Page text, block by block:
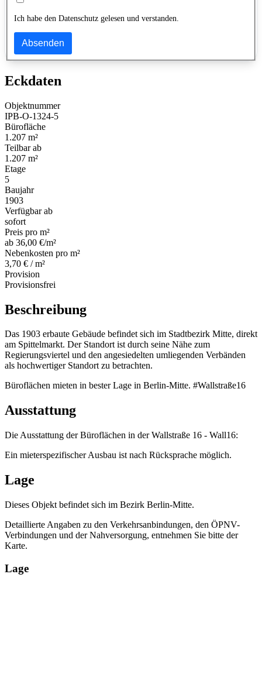
Ich habe den Datenschutz gelesen und verstanden.
Absenden
Eckdaten
Objektnummer
IPB-O-1324-5
Bürofläche
1.207 m²
Teilbar ab
1.207 m²
Etage
5
Baujahr
1903
Verfügbar ab
sofort
Preis pro m²
ab 36,00 €/m²
Nebenkosten pro m²
3,70 € / m²
Provision
Provisionsfrei
Beschreibung
Das 1903 erbaute Gebäude befindet sich im Stadtbezirk Mitte, direkt
am Spittelmarkt. Der Standort ist durch seine Nähe zum
Regierungsviertel und den angesiedelten umliegenden Verbänden
als hochwertiger Standort zu betrachten.
Büroflächen mieten in bester Lage in Berlin-Mitte. #Wallstraße16
Ausstattung
Die Ausstattung der Büroflächen in der Wallstraße 16 - Wall16:
Ein mieterspezifischer Ausbau ist nach Rücksprache möglich.
Lage
Dieses Objekt befindet sich im Bezirk Berlin-Mitte.
Detaillierte Angaben zu den Verkehrsanbindungen, den ÖPNV-
Verbindungen und der Nahversorgung, entnehmen Sie bitte der
Karte.
Lage